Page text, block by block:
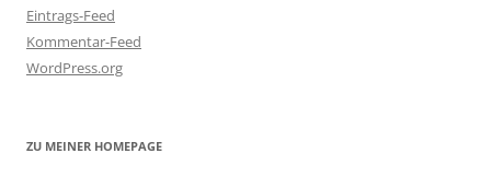
Eintrags-Feed
Kommentar-Feed
WordPress.org
ZU MEINER HOMEPAGE